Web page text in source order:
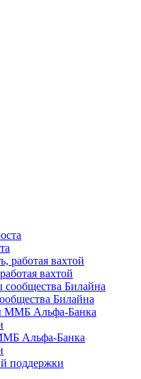
вахтой
Билайна
Альфа-Банка